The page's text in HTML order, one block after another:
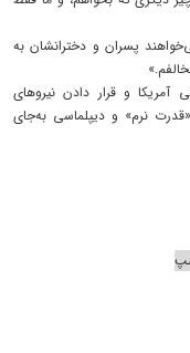
پسران و دخترانشان به
و قرار دادن نیروهای
نرم» و دیپلماسی به‌جای